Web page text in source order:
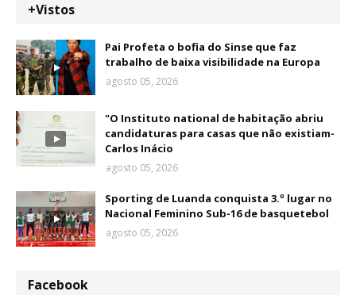
+Vistos
Pai Profeta o bofia do Sinse que faz
trabalho de baixa visibilidade na Europa
agosto 05, 2026
"O Instituto national de habitação abriu
candidaturas para casas que não existiam-
Carlos Inácio
agosto 05, 2026
Sporting de Luanda conquista 3.º lugar no
Nacional Feminino Sub-16 de basquetebol
agosto 05, 2026
Facebook